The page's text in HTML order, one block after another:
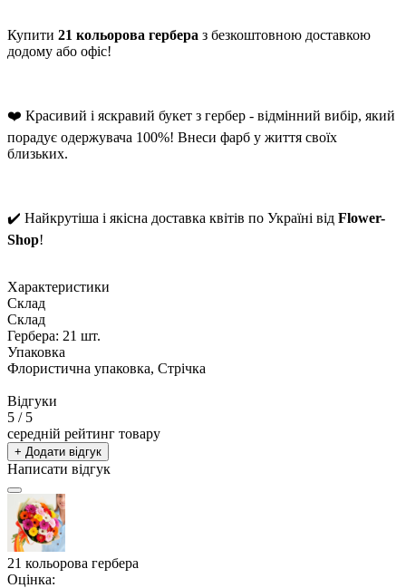
Купити 21 кольорова гербера з безкоштовною доставкою
додому або офіс!
❤️ Красивий і яскравий букет з гербер - відмінний вибір, який
порадує одержувача 100%! Внеси фарб у життя своїх
близьких.
✔️ Найкрутіша і якісна доставка квітів по Україні від Flower-
Shop!
Характеристики
Склад
Склад
Гербера: 21 шт.
Упаковка
Флористична упаковка, Стрічка
Відгуки
5 / 5
середній рейтинг товару
+ Додати відгук
Написати відгук
21 кольорова гербера
Оцінка: